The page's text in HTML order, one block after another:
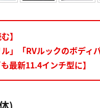
】
ル」「RVルックのボデ
最新11.4インチ型に】